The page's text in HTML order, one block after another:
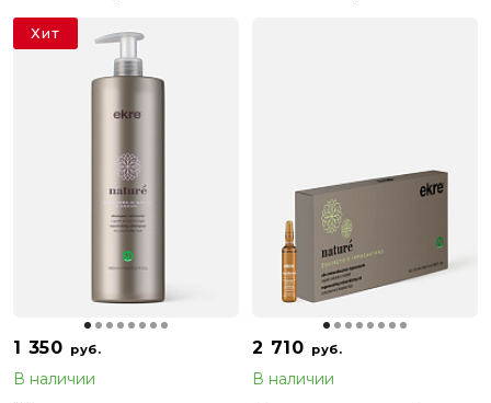
1 350 руб.
В наличии
Хит
2 710 руб.
В наличии